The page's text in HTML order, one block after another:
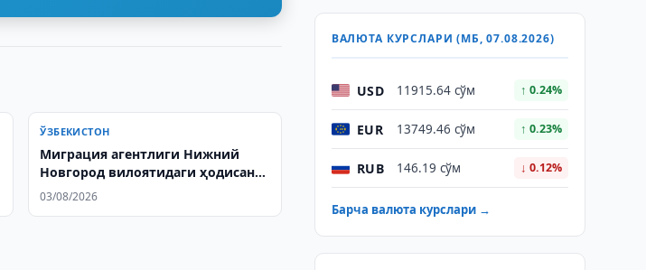
ЎЗБЕКИСТОН
Миграция агентлиги Нижний
Новгород вилоятидаги ҳодисани
назоратга олди
03/08/2026
ВАЛЮТА КУРСЛАРИ (МБ, 07.08.2026)
USD 11915.64 сўм ↑ 0.24%
EUR 13749.46 сўм ↑ 0.23%
RUB 146.19 сўм ↓ 0.12%
Барча валюта курслари →